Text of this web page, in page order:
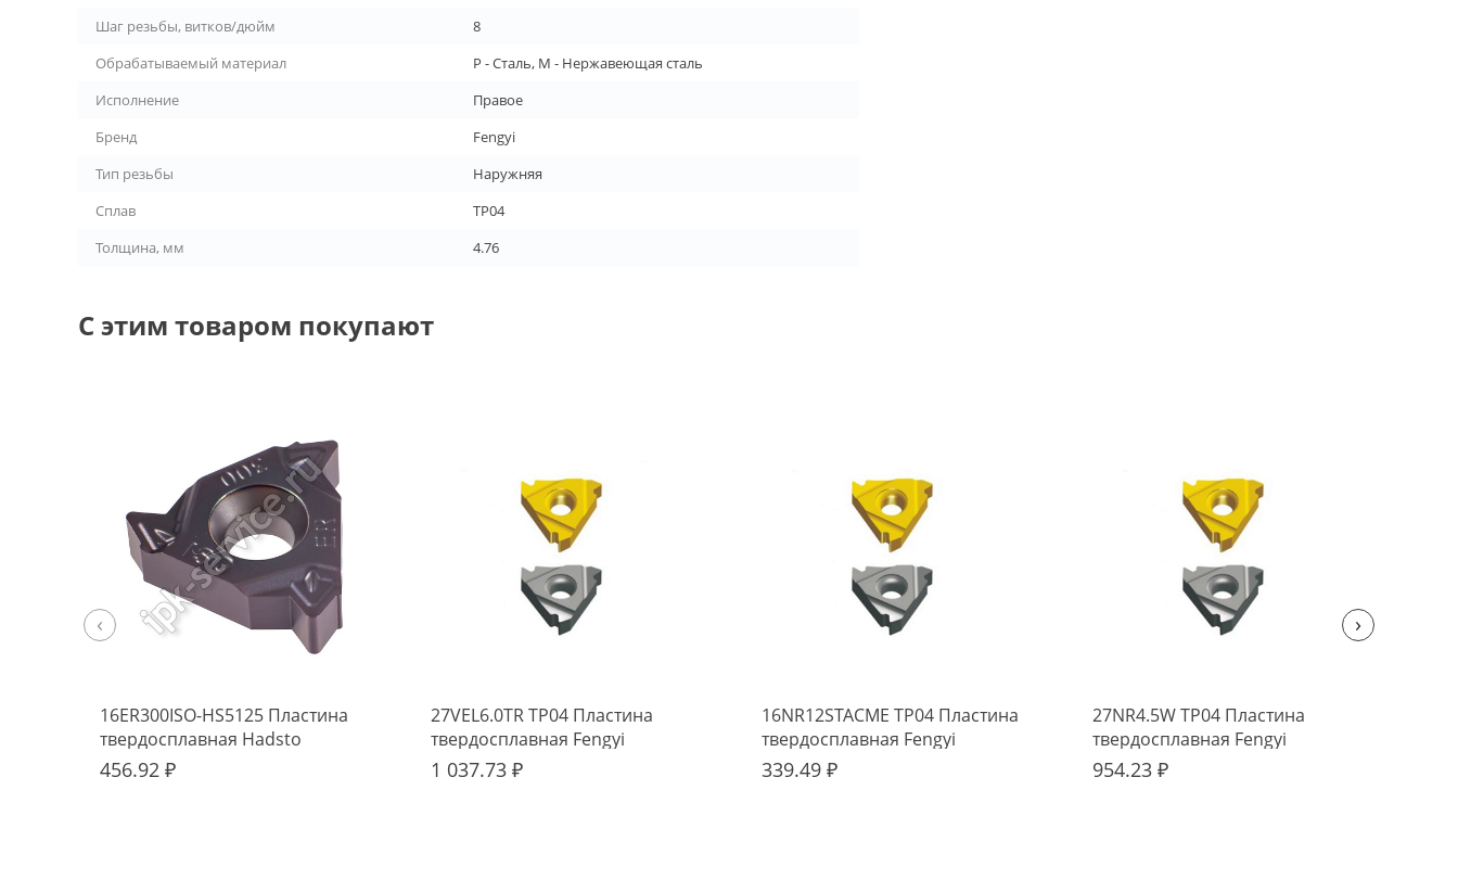
Шаг резьбы, витков/дюйм
8
Обрабатываемый материал
P - Сталь, M - Нержавеющая сталь
Исполнение
Правое
Бренд
Fengyi
Тип резьбы
Наружняя
Сплав
TP04
Толщина, мм
4.76
С этим товаром покупают
16ER300ISO-HS5125 Пластина
твердосплавная Hadsto
456.92 ₽
27VEL6.0TR TP04 Пластина
твердосплавная Fengyi
1 037.73 ₽
16NR12STACME TP04 Пластина
твердосплавная Fengyi
339.49 ₽
27NR4.5W TP04 Пластина
твердосплавная Fengyi
954.23 ₽
‹ ›